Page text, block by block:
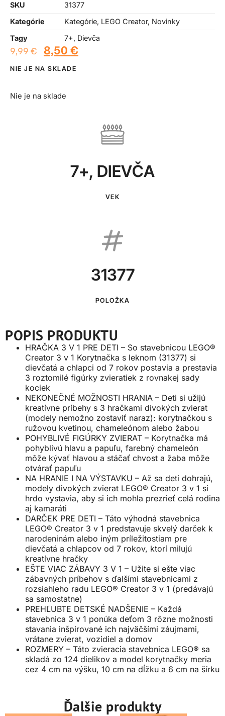
SKU
31377
Kategórie
Kategórie, LEGO Creator, Novinky
Tagy
7+, Dievča
9,99€ 8,50 €
NIE JE NA SKLADE
Nie je na sklade
7+, DIEVČA
VEK
31377
POLOŽKA
POPIS PRODUKTU
HRAČKA 3 V 1 PRE DETI – So stavebnicou LEGO®
Creator 3 v 1 Korytnačka s leknom (31377) si
dievčatá a chlapci od 7 rokov postavia a prestavia
3 roztomilé figúrky zvieratiek z rovnakej sady
kociek
NEKONEČNÉ MOŽNOSTI HRANIA – Deti si užijú
kreatívne príbehy s 3 hračkami divokých zvierat
(modely nemožno zostaviť naraz): korytnačkou s
ružovou kvetinou, chameleónom alebo žabou
POHYBLIVÉ FIGÚRKY ZVIERAT – Korytnačka má
pohyblivú hlavu a papuľu, farebný chameleón
môže kývať hlavou a stáčať chvost a žaba môže
otvárať papuľu
NA HRANIE I NA VÝSTAVKU – Až sa deti dohrajú,
modely divokých zvierat LEGO® Creator 3 v 1 si
hrdo vystavia, aby si ich mohla prezrieť celá rodina
aj kamaráti
DARČEK PRE DETI – Táto výhodná stavebnica
LEGO® Creator 3 v 1 predstavuje skvelý darček k
narodeninám alebo iným príležitostiam pre
dievčatá a chlapcov od 7 rokov, ktorí milujú
kreatívne hračky
EŠTE VIAC ZÁBAVY 3 V 1 – Užite si ešte viac
zábavných príbehov s ďalšími stavebnicami z
rozsiahleho radu LEGO® Creator 3 v 1 (predávajú
sa samostatne)
PREHĽUBTE DETSKÉ NADŠENIE – Každá
stavebnica 3 v 1 ponúka deťom 3 rôzne možnosti
stavania inšpirované ich najväčšími záujmami,
vrátane zvierat, vozidiel a domov
ROZMERY – Táto zvieracia stavebnica LEGO® sa
skladá zo 124 dielikov a model korytnačky meria
cez 4 cm na výšku, 10 cm na dĺžku a 6 cm na šírku
Ďalšie produkty